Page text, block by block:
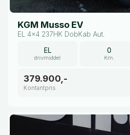
KGM Musso EV
EL 4x4 237HK DobKab Aut.
EL
drivmiddel
0
Km.
379.900,-
Kontantpris